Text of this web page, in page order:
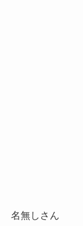
名無しさん